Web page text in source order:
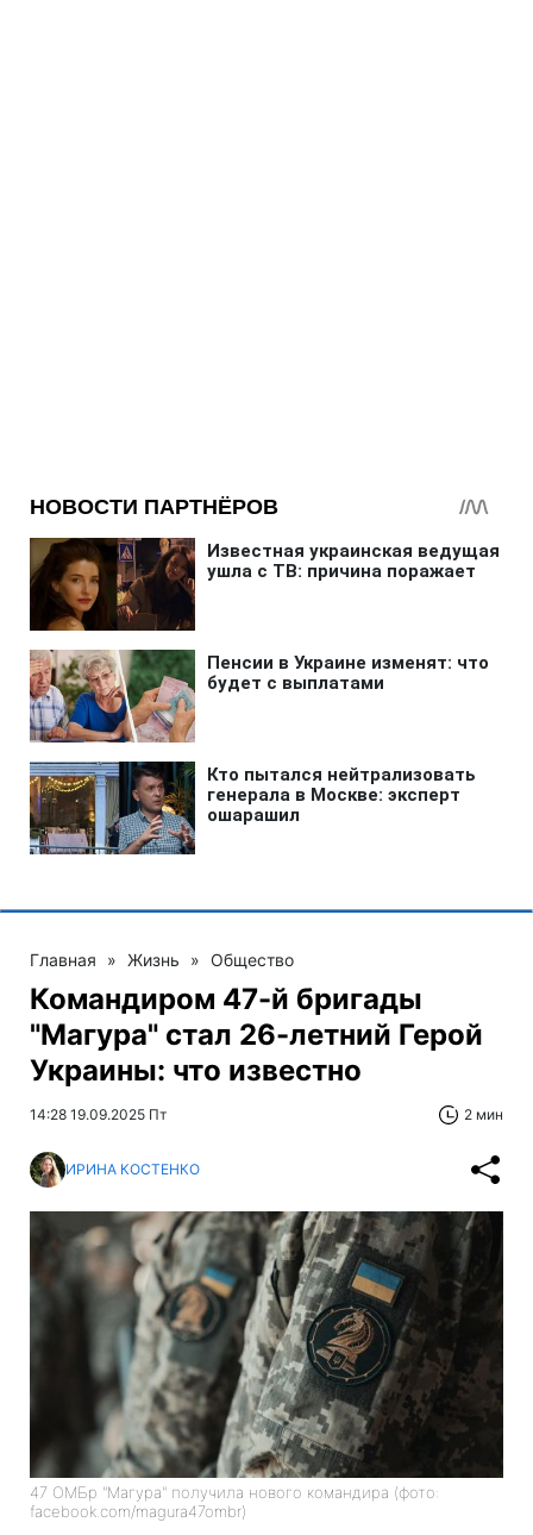
Главная » Жизнь » Общество
Командиром 47-й бригады
"Магура" стал 26-летний Герой
Украины: что известно
14:28 19.09.2025 Пт 2 мин
ИРИНА КОСТЕНКО
47 ОМБр "Магура" получила нового командира (фото:
facebook.com/magura47ombr)